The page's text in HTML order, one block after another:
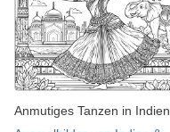
Anmutiges Tanzen in Indien